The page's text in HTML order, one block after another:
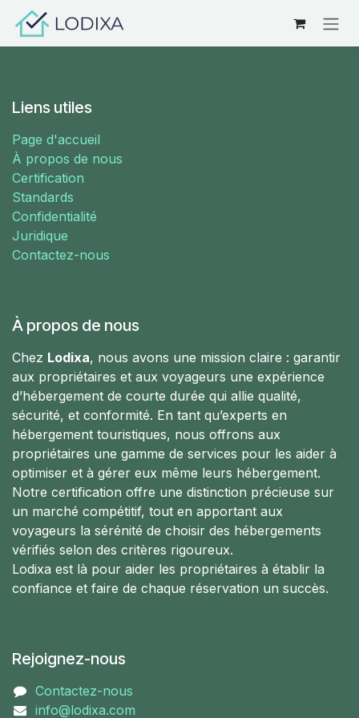
Se rendre au contenu
Liens utiles
Page d'accueil
À propos de nous
Certification
Standards
Confidentialité
Juridique
Contactez-nous
À propos de nous
Chez Lodixa, nous avons une mission claire : garantir
aux propriétaires et aux voyageurs une expérience
d’hébergement de courte durée qui allie qualité,
sécurité, et conformité. En tant qu’experts en
hébergement touristiques, nous offrons aux
propriétaires une gamme de services pour les aider à
optimiser et à gérer eux même leurs hébergement.
Notre certification offre une distinction précieuse sur
un marché compétitif, tout en apportant aux
voyageurs la sérénité de choisir des hébergements
vérifiés selon des critères rigoureux.
Lodixa est là pour aider les propriétaires à établir la
confiance et faire de chaque réservation un succès.
Rejoignez-nous
Contactez-nous
info@lodixa.com